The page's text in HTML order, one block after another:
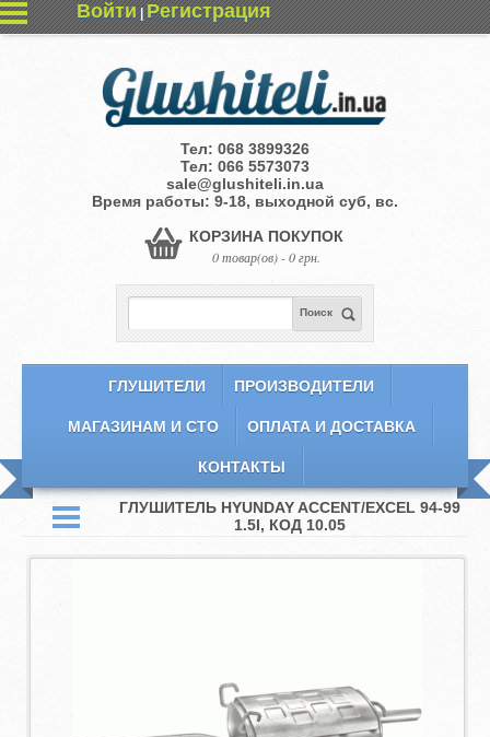
Войти|Регистрация
Тел: 068 3899326
Тел: 066 5573073
sale@glushiteli.in.ua
Время работы: 9-18, выходной суб, вс.
КОРЗИНА ПОКУПОК
0 товар(ов) - 0 грн.
Поиск
ГЛУШИТЕЛИ ПРОИЗВОДИТЕЛИ
МАГАЗИНАМ И СТО ОПЛАТА И ДОСТАВКА
КОНТАКТЫ
ГЛУШИТЕЛЬ HYUNDAY ACCENT/EXCEL 94-99
1.5I, КОД 10.05